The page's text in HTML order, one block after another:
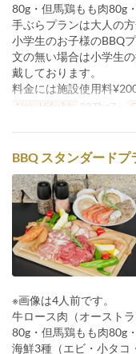
80g・但馬鶏もも肉80g
手ぶらプランは大人の
小学生のお子様のBBQ
文の無い場合は小学生
戴しております。
料金には施設使用料
Ngày Hiệu lực 02 Thg 7 ~
BBQ スタンダードプ
※画像は4人前です。
牛ロース肉（オースト
80g・但馬鶏もも肉80g
海鮮3種（エビ・小タコ